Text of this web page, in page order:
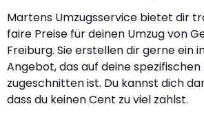
Martens Umzugsservice bietet dir
faire Preise für deinen Umzug von
Freiburg. Sie erstellen dir gerne ein
Angebot, das auf deine
zugeschnitten ist. Du kannst dich
dass du keinen Cent zu viel zahlst.